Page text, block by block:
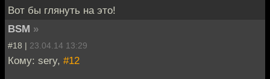
Вот бы глянуть на это!
BSM »
#18 | 23.04.14 13:29
Кому: sery, #12